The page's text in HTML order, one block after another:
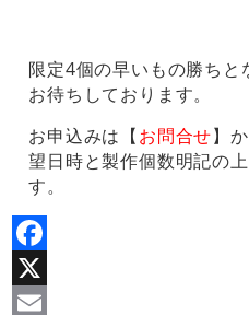
限定4個の早いもの勝ち
お待ちしております。
お申込みは【お問合せ】
望日時と製作個数明記の
す。
Facebook
X